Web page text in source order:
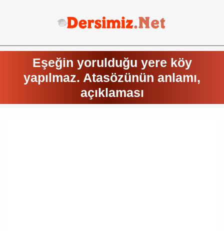
Eşeğin yorulduğu yere köy
yapılmaz. Atasözünün anlamı,
açıklaması